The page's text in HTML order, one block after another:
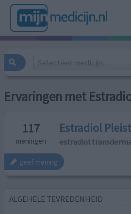
Selecteer medicijn...
Ervaringen met
117
meningen
Estradiol
estradiol
geef mening
ALGEHELE TEVREDENHEID